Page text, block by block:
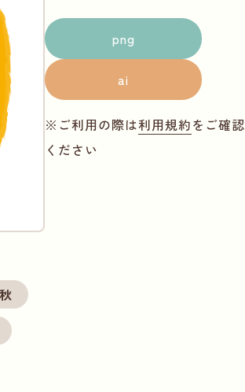
秋
png
ai
※ご利用の際は利用規約をご確認
ください